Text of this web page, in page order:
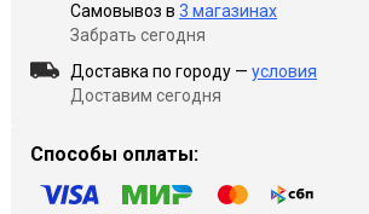
Самовывоз в 3 магазинах
Забрать сегодня
Доставка по городу — условия
Доставим сегодня
Способы оплаты: